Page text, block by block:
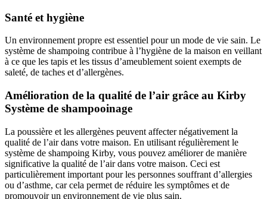
Santé et hygiène
Un environnement propre est essentiel pour un mode de vie sain. Le
système de shampoing contribue à l’hygiène de la maison en veillant
à ce que les tapis et les tissus d’ameublement soient exempts de
saleté, de taches et d’allergènes.
Amélioration de la qualité de l’air grâce au Kirby
Système de shampooinage
La poussière et les allergènes peuvent affecter négativement la
qualité de l’air dans votre maison. En utilisant régulièrement le
système de shampoing Kirby, vous pouvez améliorer de manière
significative la qualité de l’air dans votre maison. Ceci est
particulièrement important pour les personnes souffrant d’allergies
ou d’asthme, car cela permet de réduire les symptômes et de
promouvoir un environnement de vie plus sain.